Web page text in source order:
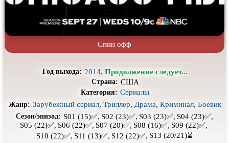
Про динозавров Про драконов
Про животных Про зомби
Про инопланетян
Про корабли и подводные
лодки
серийных
Про мафию
Про оборотней Про пиратов
Про подростков Про путешествияво времени
Про роботов Про рыцарей
Спин офф
Год выхода: 2014, Продолжение следует...
Страна: США
Категория: Сериалы
Жанр: Зарубежный сериал, Триллер, Драма, Криминал, Боевик
Сезон/эпизод: S01 (15)✅, S02 (23)✅, S03 (23)✅, S04 (23)✅,
S05 (22)✅, S06 (22)✅, S07 (20)✅, S08 (16)✅, S09 (22)✅,
S10 (22)✅, S11 (13)✅, S12 (22)✅, S13 (20/21)⌛